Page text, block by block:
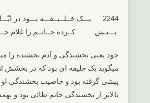
2244 یـــک خــلــیــفـــه بـــود در
پـــیـش کــرده حــاتــم را غلام
جود یعنی بخشندگی و آدم بخشنده را
میگوید یک خلیفه ای بود که در بخشش
پیشی گرفته بود و خاصیت بخشندگی او
بالاتر از بخشندگی حاتم طائی بود و